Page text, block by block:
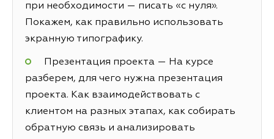
при необходимости — писать «с нуля».
Покажем, как правильно использовать
экранную типографику.
Презентация проекта — На курсе
разберем, для чего нужна презентация
проекта. Как взаимодействовать с
клиентом на разных этапах, как собирать
обратную связь и анализировать